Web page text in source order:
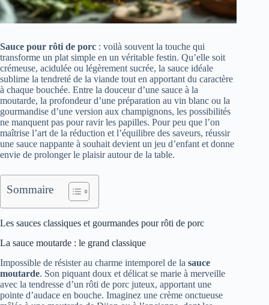
Sauce pour rôti de porc : voilà souvent la touche qui
transforme un plat simple en un véritable festin. Qu’elle soit
crémeuse, acidulée ou légèrement sucrée, la sauce idéale
sublime la tendreté de la viande tout en apportant du caractère
à chaque bouchée. Entre la douceur d’une sauce à la
moutarde, la profondeur d’une préparation au vin blanc ou la
gourmandise d’une version aux champignons, les possibilités
ne manquent pas pour ravir les papilles. Pour peu que l’on
maîtrise l’art de la réduction et l’équilibre des saveurs, réussir
une sauce nappante à souhait devient un jeu d’enfant et donne
envie de prolonger le plaisir autour de la table.
Sommaire
Les sauces classiques et gourmandes pour rôti de porc
La sauce moutarde : le grand classique
Impossible de résister au charme intemporel de la sauce
moutarde. Son piquant doux et délicat se marie à merveille
avec la tendresse d’un rôti de porc juteux, apportant une
pointe d’audace en bouche. Imaginez une crème onctueuse